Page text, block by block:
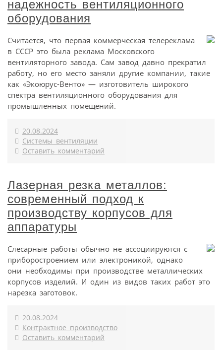
надежность вентиляционного
оборудования
Считается, что первая коммерческая телереклама
в СССР это была реклама Московского
вентиляторного завода. Сам завод давно прекратил
работу, но его место заняли другие компании, такие
как «Экоюрус-Венто» — изготовитель широкого
спектра вентиляционного оборудования для
промышленных помещений.
20.08.2024
Системы вентиляции
Оставить комментарий
Лазерная резка металлов:
современный подход к
производству корпусов для
аппаратуры
Слесарные работы обычно не ассоциируются с
приборостроением или электроникой, однако
они необходимы при производстве металлических
корпусов изделий. И один из видов таких работ это
нарезка заготовок.
20.08.2024
Контрактное производство
Оставить комментарий